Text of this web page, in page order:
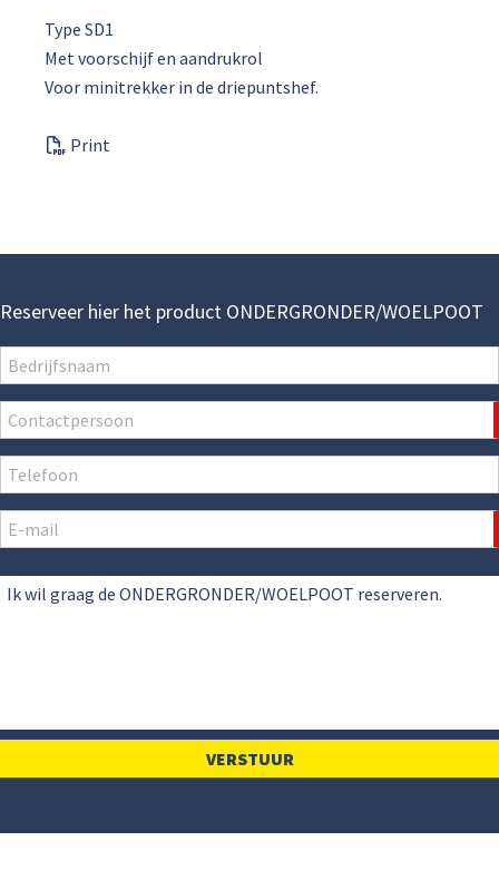
Type SD1
Met voorschijf en aandrukrol
Voor minitrekker in de driepuntshef.
Print
Reserveer hier het product ONDERGRONDER/WOELPOOT